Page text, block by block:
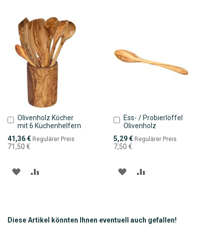
Olivenholz Köcher
mit 6 Küchenhelfern
Sonderpreis
41,36 € Regulärer Preis
71,50 €
In
den
Warenkorb
ZUR
Ess- / Probierlöffel
Olivenholz
Sonderpreis
5,29 € Regulärer Preis
7,50 €
In
den
Warenkorb
ZUR
Diese Artikel könnten Ihnen eventuell auch gefallen!